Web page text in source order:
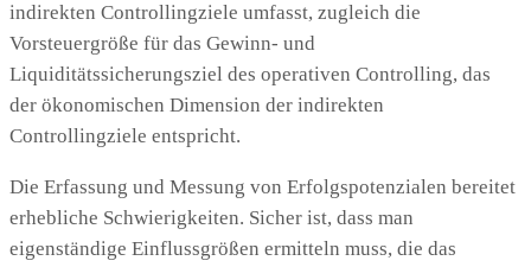
indirekten Controllingziele umfasst, zugleich die
Vorsteuergröße für das Gewinn- und
Liquiditätssicherungsziel des operativen Controlling, das
der ökonomischen Dimension der indirekten
Controllingziele entspricht.
Die Erfassung und Messung von Erfolgspotenzialen bereitet
erhebliche Schwierigkeiten. Sicher ist, dass man
eigenständige Einflussgrößen ermitteln muss, die das